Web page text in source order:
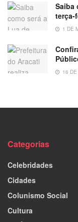
Saiba
terça-
1 DE
16
Categorias
Celebridades
Cidades
Colunismo Social
Cultura